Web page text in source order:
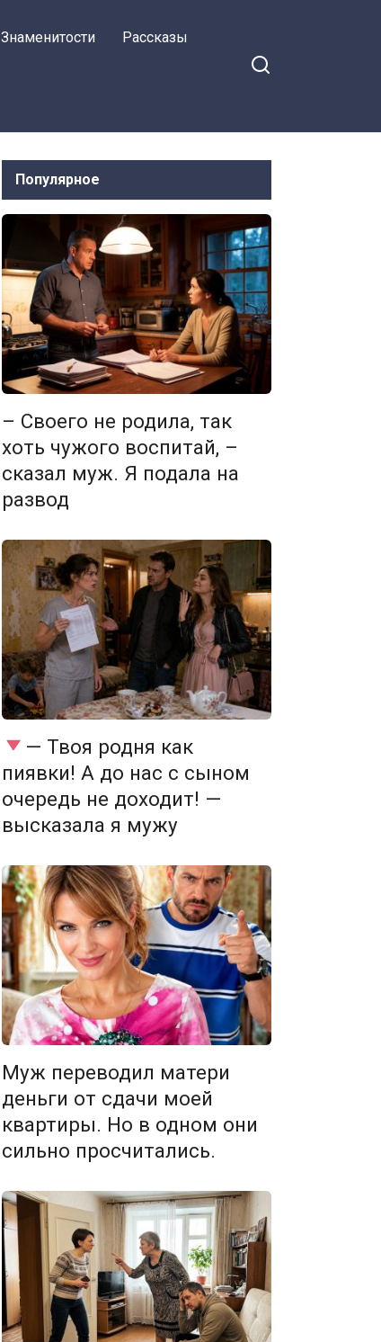
Знаменитости Рассказы
Популярное
– Своего не родила, так
хоть чужого воспитай, –
сказал муж. Я подала на
развод
— Твоя родня как
пиявки! А до нас с сыном
очередь не доходит! —
высказала я мужу
Муж переводил матери
деньги от сдачи моей
квартиры. Но в одном они
сильно просчитались.